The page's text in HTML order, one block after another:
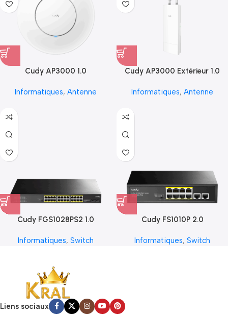
Cudy AP3000 1.0
Informatiques, Antenne
Cudy AP3000 Extérieur 1.0
Informatiques, Antenne
Cudy FGS1028PS2 1.0
Informatiques, Switch
Cudy FS1010P 2.0
Informatiques, Switch
Liens sociaux